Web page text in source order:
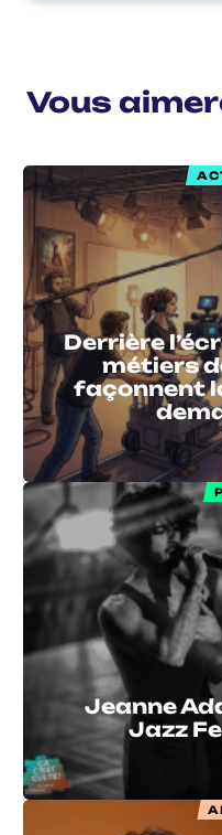
Vous
Derrière
métiers
façonnent
Jeanne
Jazz